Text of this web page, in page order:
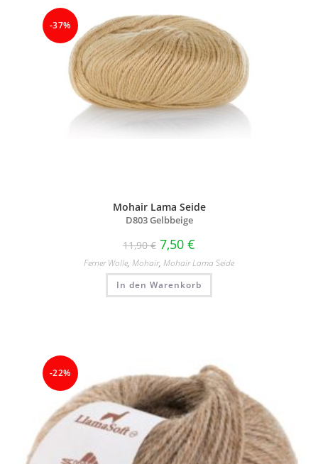
-37%
Mohair Lama Seide
D803 Gelbbeige
11,90€ 7,50 €
Ferner Wolle, Mohair, Mohair Lama Seide
In den Warenkorb
-22%